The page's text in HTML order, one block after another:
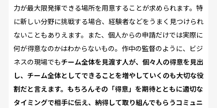
力が最大限発揮できる場所を用意することが求められます。特
に新しい分野に挑戦する場合、経験者などをうまく見つけられ
ないこともありえます。また、個人からの申請だけでは実際に
何が得意なのかはわからないもの。作中の監督のように、ビジ
ネスの現場でもチーム全体を見渡す人が、個々人の得意を見出
し、チーム全体としてできることを増やしていくのも大切な役
割だと言えます。もちろんその「得意」を期待とともに適切な
タイミングで相手に伝え、納得して取り組んでもらうコミュニ